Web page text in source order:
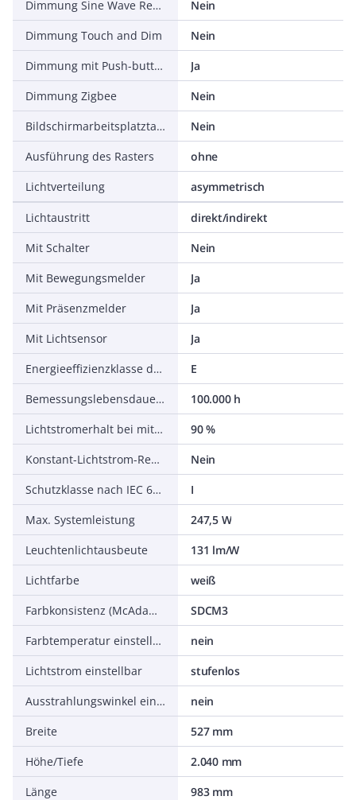
Dimmung Sine Wave Reduction
Nein
Dimmung Touch and Dim
Nein
Dimmung mit Push-button
Ja
Dimmung Zigbee
Nein
Bildschirmarbeitsplatztauglich nach EN 12464-1
Nein
Ausführung des Rasters
ohne
Lichtverteilung
asymmetrisch
Lichtaustritt
direkt/indirekt
Mit Schalter
Nein
Mit Bewegungsmelder
Ja
Mit Präsenzmelder
Ja
Mit Lichtsensor
Ja
Energieeffizienzklasse der Lichtquelle nach EU-Richtlinie 2019/2015
E
Bemessungslebensdauer L70/B50 bei 25 °C
100.000 h
Lichtstromerhalt bei mittl. Nutzungsdauer 50.000 h bei 25 °C Umgebungstemp.
90 %
Konstant-Lichtstrom-Regelung
Nein
Schutzklasse nach IEC 61140
I
Max. Systemleistung
247,5 W
Leuchtenlichtausbeute
131 lm/W
Lichtfarbe
weiß
Farbkonsistenz (McAdam-Ellipse)
SDCM3
Farbtemperatur einstellbar
nein
Lichtstrom einstellbar
stufenlos
Ausstrahlungswinkel einstellbar
nein
Breite
527 mm
Höhe/Tiefe
2.040 mm
Länge
983 mm